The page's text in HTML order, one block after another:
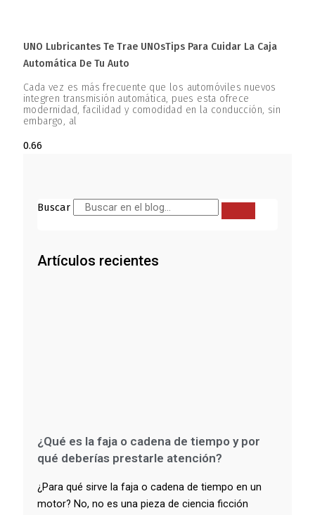
UNO Lubricantes Te Trae UNOsTips Para Cuidar La Caja
Automática De Tu Auto
Cada vez es más frecuente que los automóviles nuevos
integren transmisión automática, pues esta ofrece
modernidad, facilidad y comodidad en la conducción, sin
embargo, al
Buscar
Artículos recientes
¿Qué es la faja o cadena de tiempo y por
qué deberías prestarle atención?
¿Para qué sirve la faja o cadena de tiempo en un
motor? No, no es una pieza de ciencia ficción